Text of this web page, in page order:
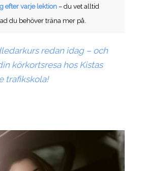
efter varje lektion– du vet alltid
du behöver träna mer på.
redan idag – och
körkortsresa hos Kistas
trafikskola!